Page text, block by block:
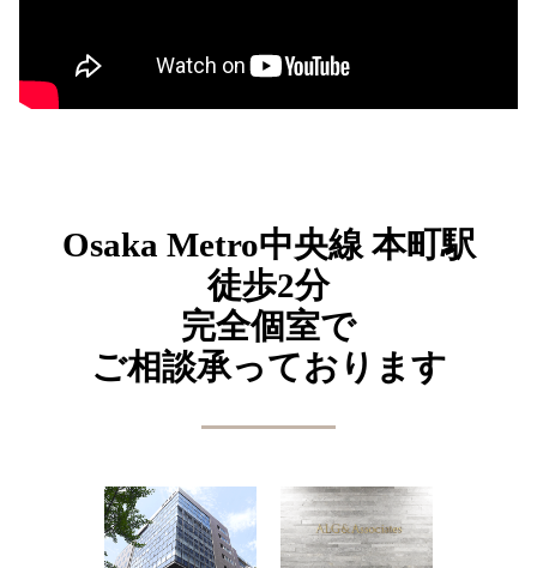
Osaka Metro中央線 本町駅
徒歩2分
完全個室で
ご相談承っております